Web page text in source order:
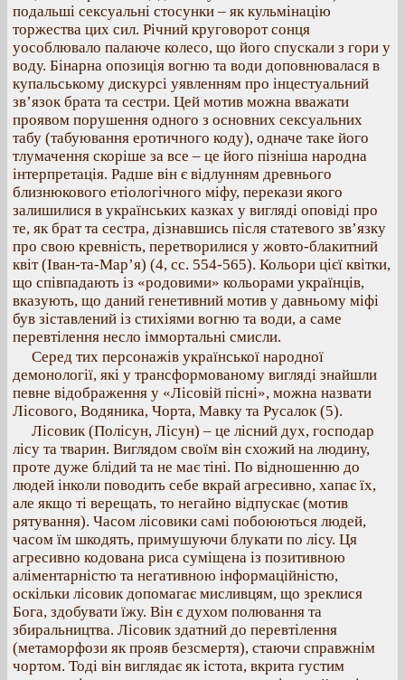
подальші сексуальні стосунки – як кульмінацію
торжества цих сил. Річний круговорот сонця
уособлювало палаюче колесо, що його спускали з гори у
воду. Бінарна опозиція вогню та води доповнювалася в
купальському дискурсі уявленням про інцестуальний
зв’язок брата та сестри. Цей мотив можна вважати
проявом порушення одного з основних сексуальних
табу (табуювання еротичного коду), одначе таке його
тлумачення скоріше за все – це його пізніша народна
інтерпретація. Радше він є відлунням древнього
близнюкового етіологічного міфу, перекази якого
залишилися в українських казках у вигляді оповіді про
те, як брат та сестра, дізнавшись після статевого зв’язку
про свою кревність, перетворилися у жовто-блакитний
квіт (Іван-та-Мар’я) (4, сс. 554-565). Кольори цієї квітки,
що співпадають із «родовими» кольорами українців,
вказують, що даний генетивний мотив у давньому міфі
був зіставлений із стихіями вогню та води, а саме
перевтілення несло іммортальні смисли.
Серед тих персонажів української народної
демонології, які у трансформованому вигляді знайшли
певне відображення у «Лісовій пісні», можна назвати
Лісового, Водяника, Чорта, Мавку та Русалок (5).
Лісовик (Полісун, Лісун) – це лісний дух, господар
лісу та тварин. Виглядом своїм він схожий на людину,
проте дуже блідий та не має тіні. По відношенню до
людей інколи поводить себе вкрай агресивно, хапає їх,
але якщо ті верещать, то негайно відпускає (мотив
рятування). Часом лісовики самі побоюються людей,
часом їм шкодять, примушуючи блукати по лісу. Ця
агресивно кодована риса суміщена із позитивною
аліментарністю та негативною інформаційністю,
оскільки лісовик допомагає мисливцям, що зреклися
Бога, здобувати їжу. Він є духом полювання та
збиральництва. Лісовик здатний до перевтілення
(метаморфози як прояв безсмертя), стаючи справжнім
чортом. Тоді він виглядає як істота, вкрита густим